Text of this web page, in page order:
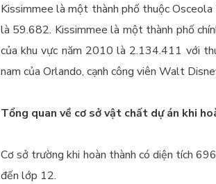
Kissimmee là một thành phố thuộc Osceola
là 59.682. Kissimmee là một thành phố
của khu vực năm 2010 là 2.134.411 với
nam của Orlando, cạnh công viên Walt
Tổng quan về cơ sở vật chất dự án khi
Cơ sở trường khi hoàn thành có diện tích
đến lớp 12.